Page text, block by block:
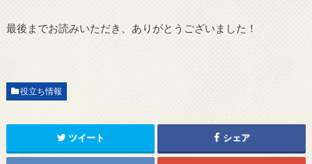
最後までお読みいただき、ありがとうございました！
役立ち情報
ツイート シェア